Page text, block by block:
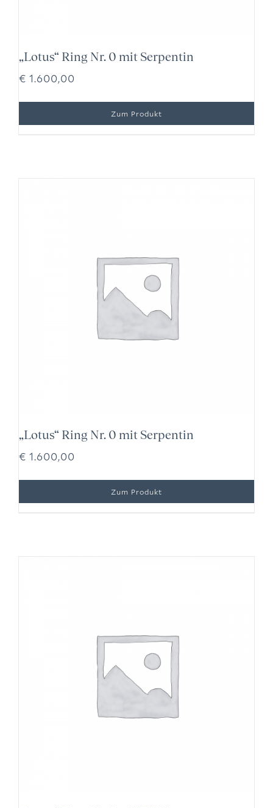
„Lotus“ Ring Nr. 0 mit Serpentin
€ 1.600,00
„Lotus“ Ring Nr. 0 mit Serpentin
€ 1.600,00